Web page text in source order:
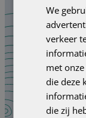
Schrijf
onze
We
verkeer
met
die deze
die zij